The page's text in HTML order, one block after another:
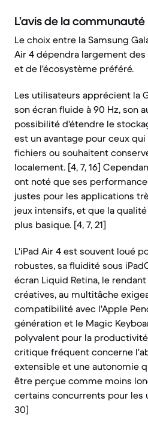
L’avis de la communauté
Le choix entre la Samsung
Air 4 dépendra largement
et de l'écosystème préféré.
Les utilisateurs apprécient la
son écran fluide à 90 Hz, son
possibilité d'étendre le
est un avantage pour ceux
fichiers ou souhaitent
localement. [4, 7, 16]
ont noté que ses
justes pour les applications
jeux intensifs, et que la
plus basique. [4, 7, 21]
L'iPad Air 4 est souvent loué
robustes, sa fluidité sous
écran Liquid Retina, le
créatives, au multitâche
compatibilité avec l'Apple
génération et le Magic
polyvalent pour la
critique fréquent concerne
extensible et une autonomie
être perçue comme moins
certains concurrents pour les
30]